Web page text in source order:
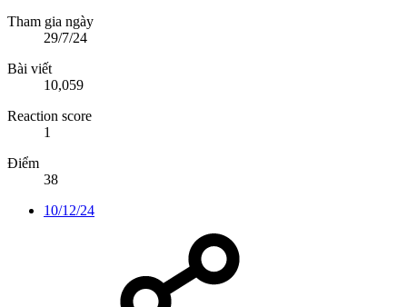
Tham gia ngày
29/7/24
Bài viết
10,059
Reaction score
1
Điểm
38
10/12/24